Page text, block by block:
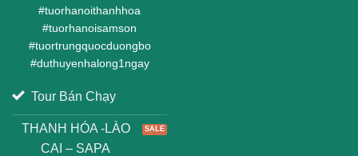
#tuorhanoithanhhoa
#tuorhanoisamson
#tuortrungquocduongbo
#duthuyenhalong1ngay
Tour Bán Chạy
THANH HÓA -LÀO
CAI – SAPA